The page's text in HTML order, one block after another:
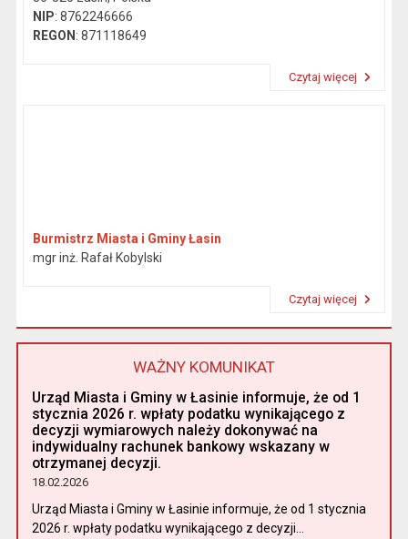
NIP: 8762246666
REGON : 871118649
Czytaj więcej
Burmistrz Miasta i Gminy Łasin
mgr inż. Rafał Kobylski
Czytaj więcej
WAŻNY KOMUNIKAT
Urząd Miasta i Gminy w Łasinie informuje, że od 1
stycznia 2026 r. wpłaty podatku wynikającego z
decyzji wymiarowych należy dokonywać na
indywidualny rachunek bankowy wskazany w
otrzymanej decyzji.
18.02.2026
Urząd Miasta i Gminy w Łasinie informuje, że od 1 stycznia
2026 r. wpłaty podatku wynikającego z decyzji...